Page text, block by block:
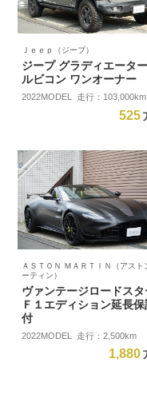
Ｊｅｅｐ（ジープ）
ジープ グラディエーター
ルビコン ワンオーナー
2022MODEL 走行：103,000km
525
ＡＳＴＯＮ ＭＡＲＴＩＮ（アスト
ーティン）
ヴァンテージロードスタ
Ｆ１エディション延長保
付
2022MODEL 走行：2,500km
1,880